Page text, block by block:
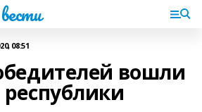
08:51
вошли